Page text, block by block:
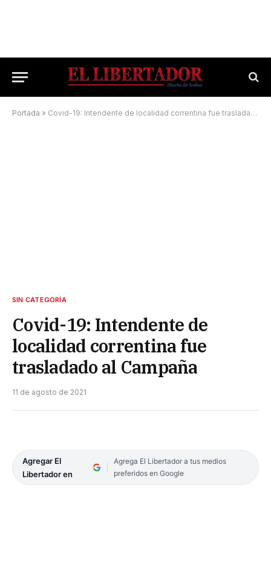
Portada » Covid-19: Intendente de localidad correntina fue trasladado al Campaña
SIN CATEGORÍA
Covid-19: Intendente de
localidad correntina fue
trasladado al Campaña
11 de agosto de 2021
Agregar El
Libertador en
Agrega El Libertador a tus medios
preferidos en Google